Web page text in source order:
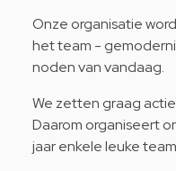
Onze organisatie
het team -
noden van vandaag.
We zetten graag
Daarom organiseert
jaar enkele leuke